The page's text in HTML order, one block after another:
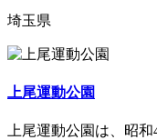
埼玉県
上尾運動公園
上尾運動公園は、昭